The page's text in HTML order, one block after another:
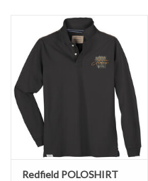
Redfield POLOSHIRT